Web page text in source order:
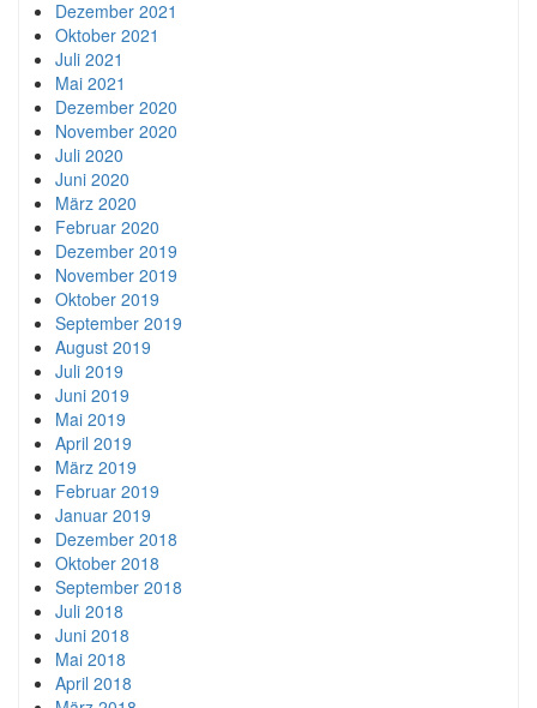
Dezember 2021
Oktober 2021
Juli 2021
Mai 2021
Dezember 2020
November 2020
Juli 2020
Juni 2020
März 2020
Februar 2020
Dezember 2019
November 2019
Oktober 2019
September 2019
August 2019
Juli 2019
Juni 2019
Mai 2019
April 2019
März 2019
Februar 2019
Januar 2019
Dezember 2018
Oktober 2018
September 2018
Juli 2018
Juni 2018
Mai 2018
April 2018